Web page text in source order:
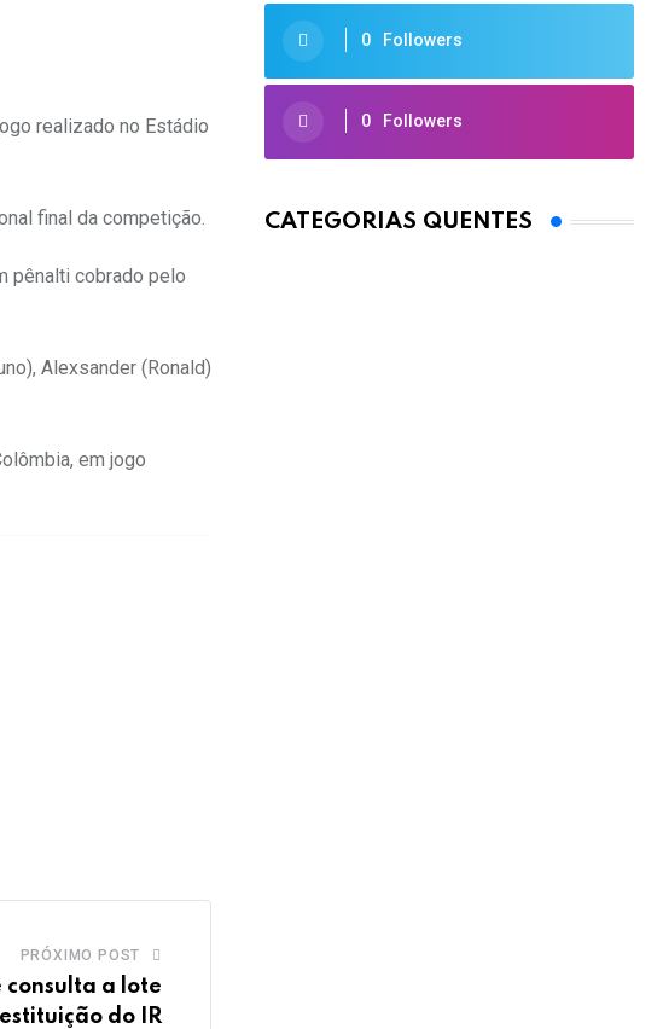
realizado no Estádio
final da competição.
pênalti cobrado pelo
Alexsander (Ronald)
em jogo
PRÓXIMO POST
consulta a lote
do IR
0 Followers
0 Followers
CATEGORIAS QUENTES